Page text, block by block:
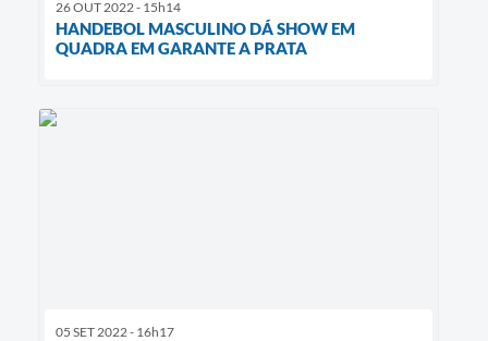
26 OUT 2022 - 15h14
HANDEBOL MASCULINO DÁ SHOW EM
QUADRA EM GARANTE A PRATA
05 SET 2022 - 16h17